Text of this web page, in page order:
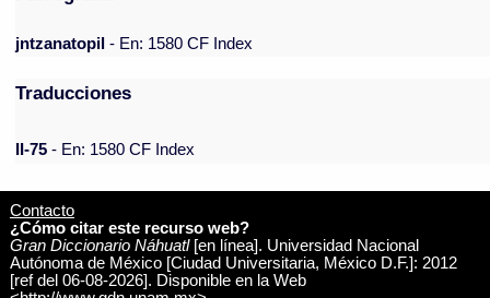
jntzanatopil - En: 1580 CF Index
Traducciones
II-75 - En: 1580 CF Index
Contacto
¿Cómo citar este recurso web?
Gran Diccionario Náhuatl[en línea]. Universidad Nacional
Autónoma de México [Ciudad Universitaria, México D.F.]: 2012
[ref del 06-08-2026]. Disponible en la Web